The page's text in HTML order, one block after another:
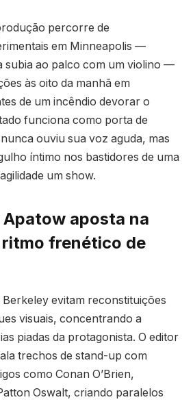
percorre de
em Minneapolis —
subia ao palco com um violino —
às oito da manhã em
de um incêndio devorar o
funciona como porta de
ouviu sua voz aguda, mas
íntimo nos bastidores de uma
um show.
Apatow aposta na
frenético de
evitam reconstituições
visuais, concentrando a
piadas da protagonista. O editor
trechos de stand-up com
como Conan O’Brien,
Oswalt, criando paralelos